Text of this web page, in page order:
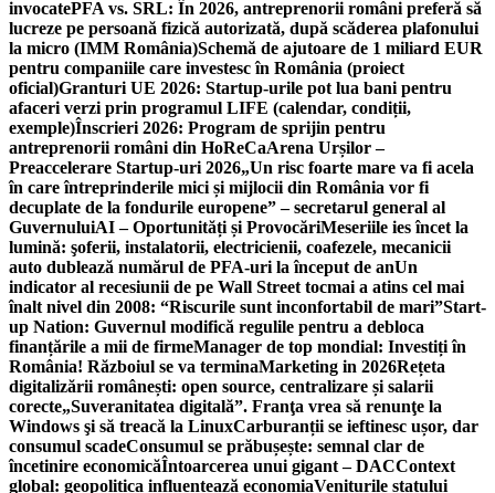
invocatePFA vs. SRL: În 2026, antreprenorii români preferă să
lucreze pe persoană fizică autorizată, după scăderea plafonului
la micro (IMM România)Schemă de ajutoare de 1 miliard EUR
pentru companiile care investesc în România (proiect
oficial)Granturi UE 2026: Startup-urile pot lua bani pentru
afaceri verzi prin programul LIFE (calendar, condiții,
exemple)Înscrieri 2026: Program de sprijin pentru
antreprenorii români din HoReCaArena Urșilor –
Preaccelerare Startup-uri 2026„Un risc foarte mare va fi acela
în care întreprinderile mici și mijlocii din România vor fi
decuplate de la fondurile europene” – secretarul general al
GuvernuluiAI – Oportunități și ProvocăriMeseriile ies încet la
lumină: şoferii, instalatorii, electricienii, coafezele, mecanicii
auto dublează numărul de PFA-uri la început de anUn
indicator al recesiunii de pe Wall Street tocmai a atins cel mai
înalt nivel din 2008: “Riscurile sunt inconfortabil de mari”Start-
up Nation: Guvernul modifică regulile pentru a debloca
finanțările a mii de firmeManager de top mondial: Investiți în
România! Războiul se va terminaMarketing in 2026Rețeta
digitalizării românești: open source, centralizare și salarii
corecte„Suveranitatea digitală”. Franţa vrea să renunţe la
Windows şi să treacă la LinuxCarburanții se ieftinesc ușor, dar
consumul scadeConsumul se prăbușește: semnal clar de
încetinire economicăÎntoarcerea unui gigant – DACContext
global: geopolitica influențează economiaVeniturile statului